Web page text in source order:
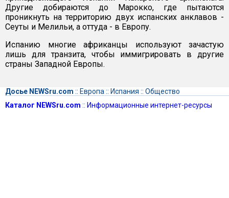
Другие добираются до Марокко, где пытаются
проникнуть на территорию двух испанских анклавов -
Сеуты и Мелильи, а оттуда - в Европу.
Испанию многие африканцы используют зачастую
лишь для транзита, чтобы иммигрировать в другие
страны Западной Европы.
Досье NEWSru.com :: Европа :: Испания :: Общество
Каталог NEWSru.com :: Информационные интернет-ресурсы